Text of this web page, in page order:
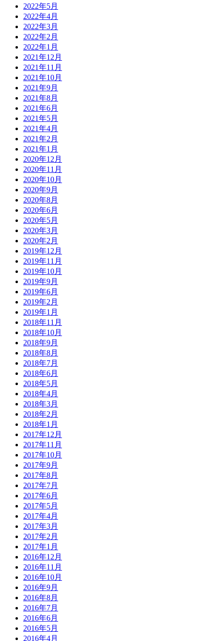
2022年5月
2022年4月
2022年3月
2022年2月
2022年1月
2021年12月
2021年11月
2021年10月
2021年9月
2021年8月
2021年6月
2021年5月
2021年4月
2021年2月
2021年1月
2020年12月
2020年11月
2020年10月
2020年9月
2020年8月
2020年6月
2020年5月
2020年3月
2020年2月
2019年12月
2019年11月
2019年10月
2019年9月
2019年6月
2019年2月
2019年1月
2018年11月
2018年10月
2018年9月
2018年8月
2018年7月
2018年6月
2018年5月
2018年4月
2018年3月
2018年2月
2018年1月
2017年12月
2017年11月
2017年10月
2017年9月
2017年8月
2017年7月
2017年6月
2017年5月
2017年4月
2017年3月
2017年2月
2017年1月
2016年12月
2016年11月
2016年10月
2016年9月
2016年8月
2016年7月
2016年6月
2016年5月
2016年4月